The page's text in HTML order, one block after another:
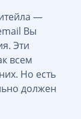
—
Вы
Эти
всем
Но есть
должен